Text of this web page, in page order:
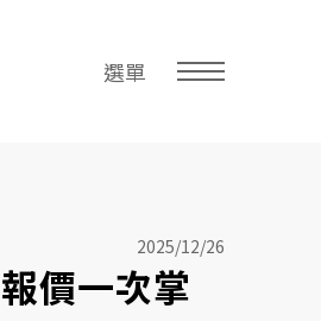
選單
2025/12/26
價一次掌